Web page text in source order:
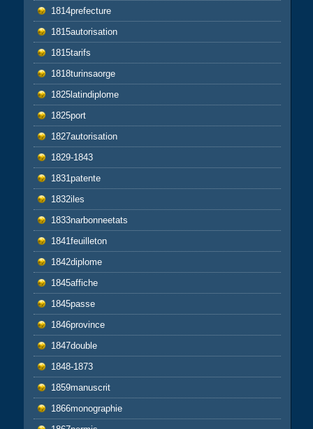
1814prefecture
1815autorisation
1815tarifs
1818turinsaorge
1825latindiplome
1825port
1827autorisation
1829-1843
1831patente
1832iles
1833narbonneetats
1841feuilleton
1842diplome
1845affiche
1845passe
1846province
1847double
1848-1873
1859manuscrit
1866monographie